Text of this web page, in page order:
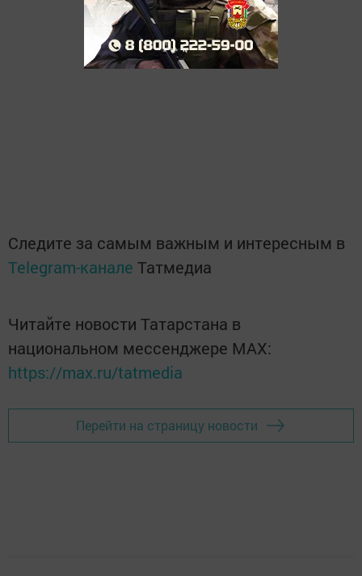
Следите за самым важным и интересным в
Telegram-канале Татмедиа
Читайте новости Татарстана в
национальном мессенджере MАХ:
https://max.ru/tatmedia
Перейти на страницу новости